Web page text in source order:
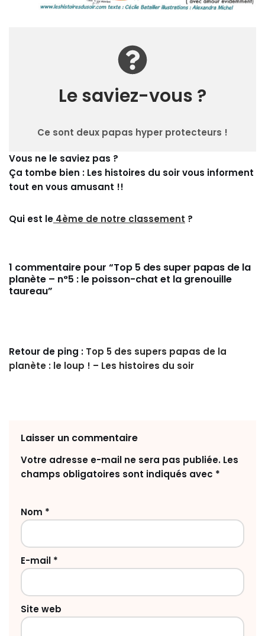
Le saviez-vous ?
Ce sont deux papas hyper protecteurs !
Vous ne le saviez pas ?
Ça tombe bien : Les histoires du soir vous informent
tout en vous amusant !!
Qui est le 4ème de notre classement ?
1 commentaire pour “Top 5 des super papas de la
planète – n°5 : le poisson-chat et la grenouille
taureau”
Retour de ping : Top 5 des supers papas de la
planète : le loup ! – Les histoires du soir
Laisser un commentaire
Votre adresse e-mail ne sera pas publiée. Les
champs obligatoires sont indiqués avec *
Nom *
E-mail *
Site web